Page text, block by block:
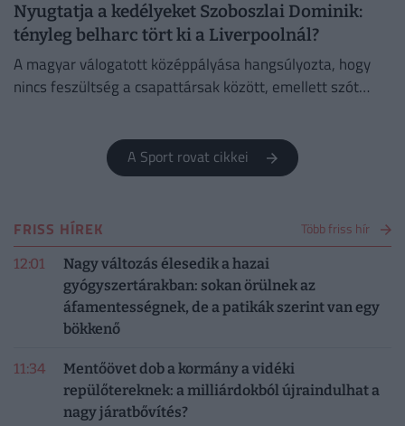
Nyugtatja a kedélyeket Szoboszlai Dominik:
tényleg belharc tört ki a Liverpoolnál?
A magyar válogatott középpályása hangsúlyozta, hogy
nincs feszültség a csapattársak között, emellett szót
A Sport rovat cikkei
FRISS HÍREK Több friss hír
12:01
Nagy változás élesedik a hazai
gyógyszertárakban: sokan örülnek az
áfamentességnek, de a patikák szerint van egy
bökkenő
11:34
Mentőövet dob a kormány a vidéki
repülőtereknek: a milliárdokból újraindulhat a
nagy járatbővítés?